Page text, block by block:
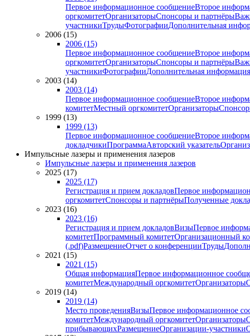
Первое информационное сообщениеВторое
оргкомитетОрганизаторыСпонсоры и партнёры
участникиТрудыФотографииДополнительная
2006 (15)
2006 (15)
Первое информационное сообщениеВторое
оргкомитетОрганизаторыСпонсоры и партнёры
участникиФотографииДополнительная информация
2003 (14)
2003 (14)
Первое информационное сообщениеВторое
комитетМестный оргкомитетОрганизаторы
1999 (13)
1999 (13)
Первое информационное сообщениеВторое
докладчикиПрограммаАвторский указатель
Импульсные лазеры и применения лазеров
Импульсные лазеры и применения лазеров
2025 (17)
2025 (17)
Регистрация и прием докладовПервое
оргкомитетСпонсоры и партнёрыПолученные
2023 (16)
2023 (16)
Регистрация и прием докладовВизыПервое
комитетПрограммный комитетОрганизационный
(.pdf)РазмещениеОтчет о конференцииТруды
2021 (15)
2021 (15)
Общая информацияПервое информационное
комитетМеждународный оргкомитетОрганизаторы
2019 (14)
2019 (14)
Место проведенияВизыПервое информационное
комитетМеждународный оргкомитетОрганизаторы
прибывающихРазмещениеОрганизации-участники